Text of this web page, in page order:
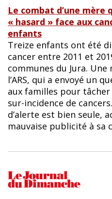
Le combat d’une mère
« hasard » face aux
enfants
Treize enfants ont été
cancer entre 2011 et
communes du Jura.
l’ARS, qui a envoyé un
aux familles pour
sur-incidence de
d’alerte est bien seule,
mauvaise publicité à sa